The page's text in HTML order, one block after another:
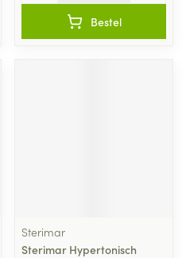
Bestel
Sterimar
Sterimar Hypertonisch